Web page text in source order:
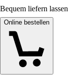
Bequem liefern lassen
Online bestellen